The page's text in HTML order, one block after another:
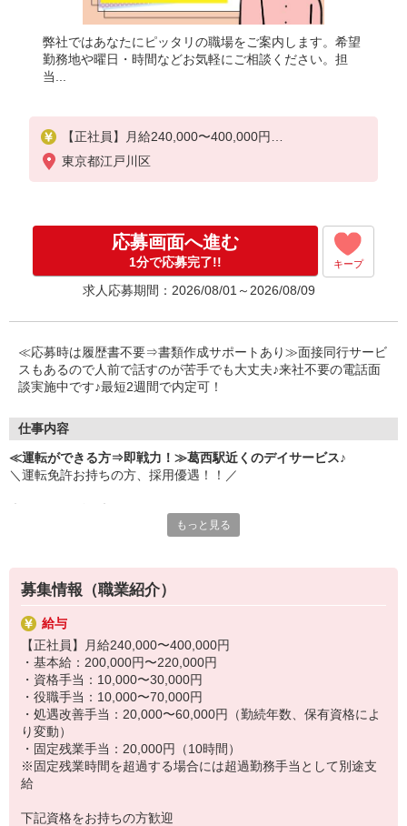
弊社ではあなたにピッタリの職場をご案内します。希望
勤務地や曜日・時間などお気軽にご相談ください。担
当...
【正社員】月給240,000〜400,000円
・基本給：200,000円〜220,000円
・資格手当：10,000〜30,000円
有資格により変動）
・固定残業手当：20,000円（10時間）
※固定残業時間を超過する場合には超過勤務手当と
して別途支給
・認知症介護基礎研修
・初任者研修
・実務者研修
・介護福祉士 など
東京都江戸川区
応募画面へ進む
1分で応募完了!! キープ
求人応募期間：2026/08/01～2026/08/09
≪応募時は履歴書不要⇒書類作成サポートあり≫面接同行サービ
スもあるので人前で話すのが苦手でも大丈夫♪来社不要の電話面
談実施中です♪最短2週間で内定可！
仕事内容
≪運転ができる方⇒即戦力！≫葛西駅近くのデイサービス♪
＼運転免許お持ちの方、採用優遇！！／
利用者さまの自立した生活に向けた支援。
掃業務など。
福祉業界初めての方でも安心↓↓
充実した研修制度・先輩スタッフのサポート有◎
●送迎業務は…
・AT限定可
・施設近隣のみの送迎
・軽/普通/ハイエースなど経験により選択可
運転が苦手な方も安心♪
不安がある方は気軽にご相談ください◎
もっと見る
募集情報（職業紹介）
給与
【正社員】月給240,000〜400,000円
・基本給：200,000円〜220,000円
・資格手当：10,000〜30,000円
・役職手当：10,000〜70,000円
・処遇改善手当：20,000〜60,000円（勤続年数、保有資格によ
り変動）
・固定残業手当：20,000円（10時間）
※固定残業時間を超過する場合には超過勤務手当として別途支
給
下記資格をお持ちの方歓迎